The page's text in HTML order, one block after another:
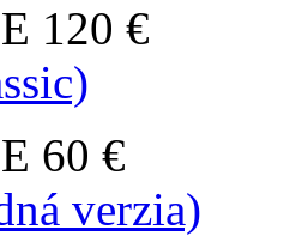
120 €
60 €
verzia)